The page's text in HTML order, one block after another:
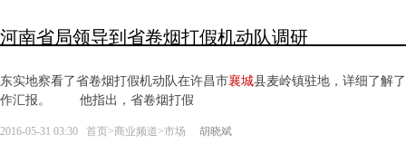
河南省局领导到省卷烟打假
东实地察看了省卷烟打假机动队在许昌市襄城县麦岭镇驻地，详细了解
作汇报。 他指出，省卷烟打假
2016-05-31 03:30 首页>商业频道>市场 胡晓斌